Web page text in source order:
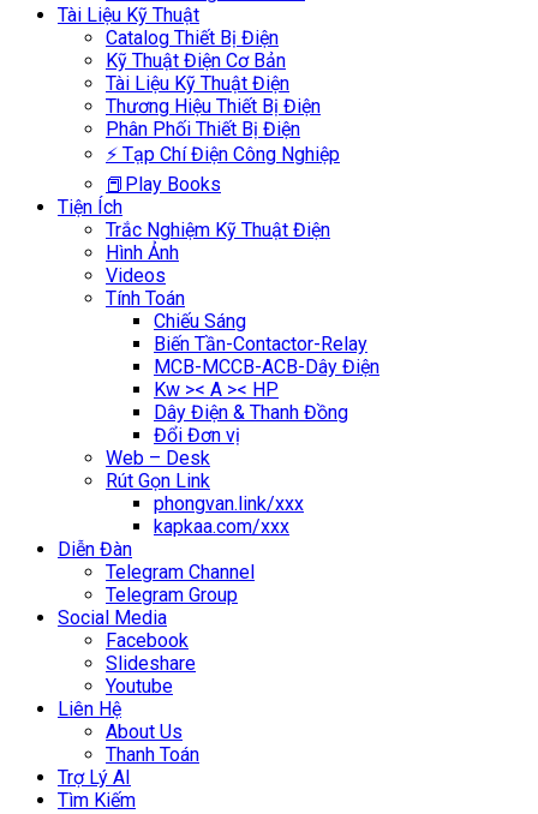
Tài Liệu Kỹ Thuật
Catalog Thiết Bị Điện
Kỹ Thuật Điện Cơ Bản
Tài Liệu Kỹ Thuật Điện
Thương Hiệu Thiết Bị Điện
Phân Phối Thiết Bị Điện
⚡ Tạp Chí Điện Công Nghiệp
📕Play Books
Tiện Ích
Trắc Nghiệm Kỹ Thuật Điện
Hình Ảnh
Videos
Tính Toán
Chiếu Sáng
Biến Tần-Contactor-Relay
MCB-MCCB-ACB-Dây Điện
Kw >< A >< HP
Dây Điện & Thanh Đồng
Đổi Đơn vị
Web – Desk
Rút Gọn Link
phongvan.link/xxx
kapkaa.com/xxx
Diễn Đàn
Telegram Channel
Telegram Group
Social Media
Facebook
Slideshare
Youtube
Liên Hệ
About Us
Thanh Toán
Trợ Lý AI
Tìm Kiếm